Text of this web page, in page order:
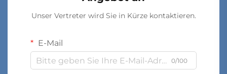
Unser Vertreter wird Sie in Kürze kontaktieren.
E-Mail
0/100